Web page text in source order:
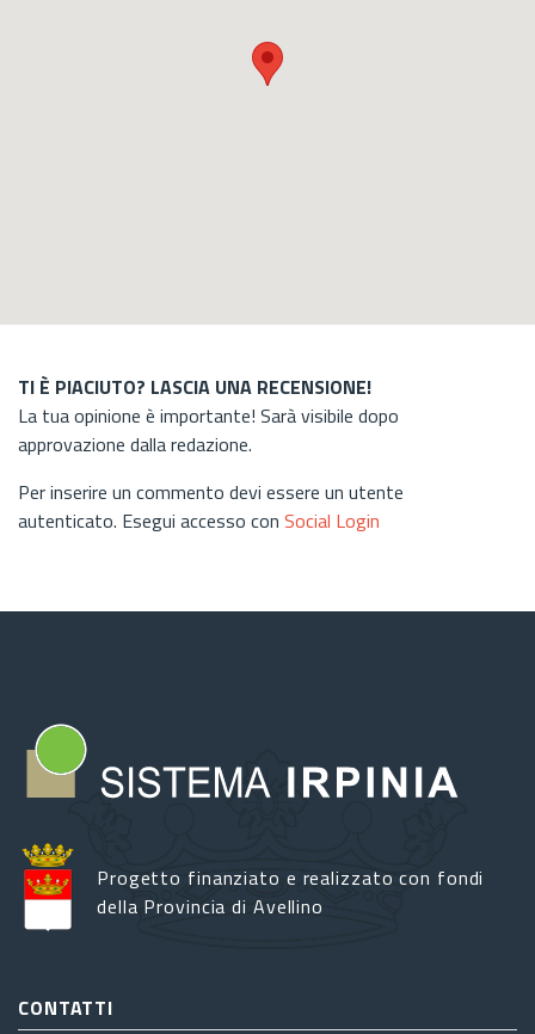
TI È PIACIUTO? LASCIA UNA RECENSIONE!
La tua opinione è importante! Sarà visibile dopo
approvazione dalla redazione.
Per inserire un commento devi essere un utente
autenticato. Esegui accesso con Social Login
Progetto finanziato e realizzato con fondi
della Provincia di Avellino
CONTATTI